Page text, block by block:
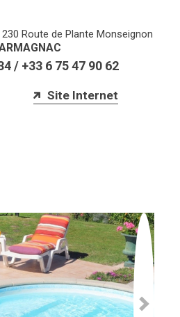
230 Route de Plante Monseignon
/ +33 6 75 47 90 62
Site Internet